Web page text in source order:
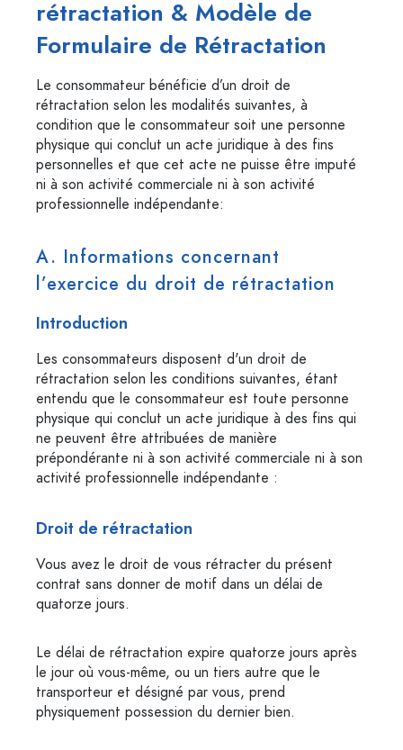
rétractation & Modèle de
Formulaire de Rétractation
Le consommateur bénéficie d’un droit de
rétractation selon les modalités suivantes, à
condition que le consommateur soit une personne
physique qui conclut un acte juridique à des fins
personnelles et que cet acte ne puisse être imputé
ni à son activité commerciale ni à son activité
professionnelle indépendante:
A. Informations concernant
l’exercice du droit de rétractation
Introduction
Les consommateurs disposent d'un droit de
rétractation selon les conditions suivantes, étant
entendu que le consommateur est toute personne
physique qui conclut un acte juridique à des fins qui
ne peuvent être attribuées de manière
prépondérante ni à son activité commerciale ni à son
activité professionnelle indépendante :
Droit de rétractation
Vous avez le droit de vous rétracter du présent
contrat sans donner de motif dans un délai de
quatorze jours.
Le délai de rétractation expire quatorze jours après
le jour où vous-même, ou un tiers autre que le
transporteur et désigné par vous, prend
physiquement possession du dernier bien.